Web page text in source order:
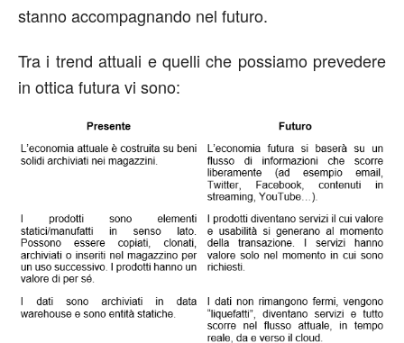
stanno accompagnando nel futuro.
Tra i trend attuali e quelli che possiamo prevedere
in ottica futura vi sono: